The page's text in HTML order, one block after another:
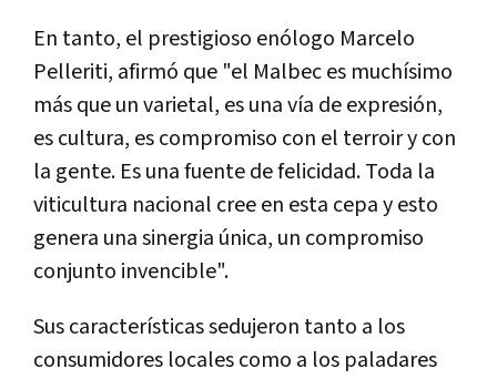
En tanto, el prestigioso enólogo Marcelo
Pelleriti, afirmó que "el Malbec es muchísimo
más que un varietal, es una vía de expresión,
es cultura, es compromiso con el terroir y con
la gente. Es una fuente de felicidad. Toda la
viticultura nacional cree en esta cepa y esto
genera una sinergia única, un compromiso
conjunto invencible".
Sus características sedujeron tanto a los
consumidores locales como a los paladares